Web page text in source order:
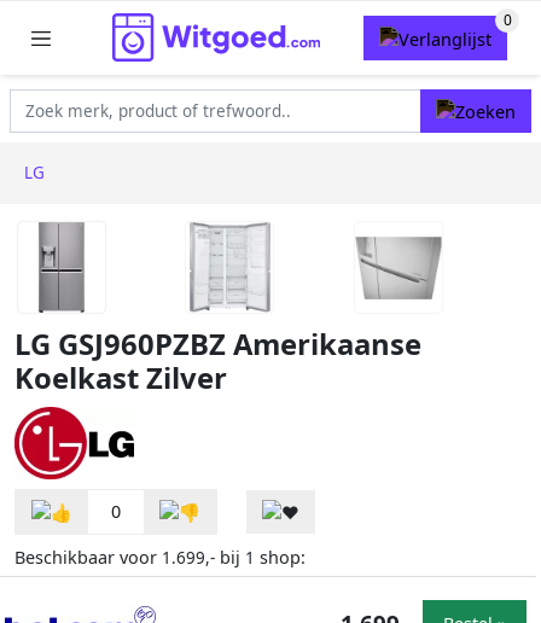
LG
LG GSJ960PZBZ Amerikaanse
Koelkast Zilver
0
Beschikbaar voor 1.699,- bij 1 shop: